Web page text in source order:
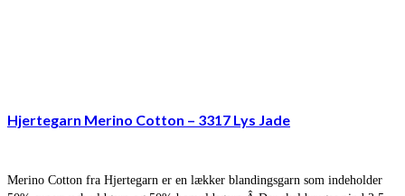
Hjertegarn Merino Cotton – 3317 Lys Jade
Merino Cotton fra Hjertegarn er en lækker blandingsgarn som indeholder